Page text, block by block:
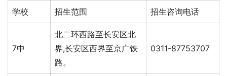
学校 招生范围 招生咨询电话
7中
北二环西路至长安区北
界,长安区西界至京广铁
路。
0311-87753707